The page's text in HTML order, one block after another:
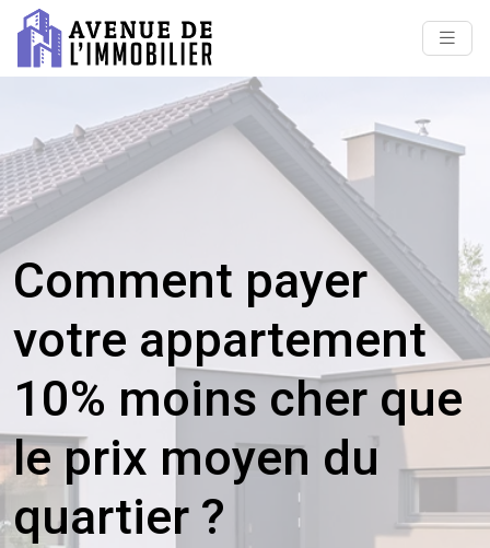
Comment payer
votre appartement
10% moins cher que
le prix moyen du
quartier ?